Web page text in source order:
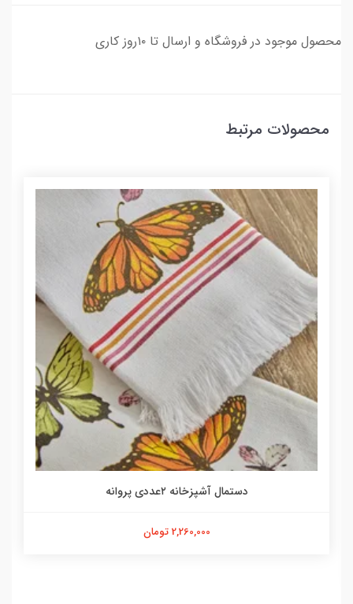
محصول موجود در فروشگاه و ارسال تا ۱۰روز کاری
محصولات مرتبط
دستمال آشپزخانه ۲عددی پروانه
2,260,000 تومان